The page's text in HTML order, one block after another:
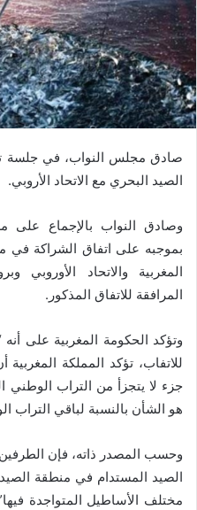
صادق مجلس النواب، في جلسة
الصيد البحري مع الاتحاد الأروبي.
بموجبه على اتفاق الشراكة في
المغربية والاتحاد الأوروبي
المرافقة للاتفاق المذكور.
وتؤكد الحكومة المغربية على
للاتفاب، تؤكد المملكة المغربية
جزء لا يتجزأ من التراب الوطني
هو الشأن بالنسبة لباقي التراب
وحسب المصدر ذاته، فإن الطرفين
الصيد المستدام في منطقة
مختلف الأساطيل المتواجدة